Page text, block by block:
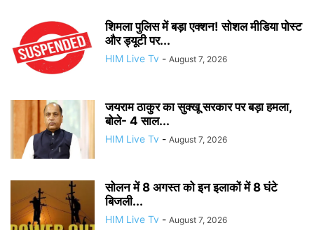
शिमला पुलिस में बड़ा एक्शन! सोशल मीडिया पोस्ट
और ड्यूटी पर...
HIM Live Tv - August 7, 2026
जयराम ठाकुर का सुक्खू सरकार पर बड़ा हमला,
बोले- 4 साल...
HIM Live Tv - August 7, 2026
सोलन में 8 अगस्त को इन इलाकों में 8 घंटे
बिजली...
HIM Live Tv - August 7, 2026